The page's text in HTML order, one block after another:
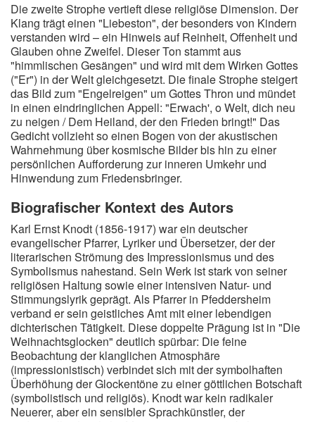
Die zweite Strophe vertieft diese religiöse Dimension. Der
Klang trägt einen "Liebeston", der besonders von Kindern
verstanden wird – ein Hinweis auf Reinheit, Offenheit und
Glauben ohne Zweifel. Dieser Ton stammt aus
"himmlischen Gesängen" und wird mit dem Wirken Gottes
("Er") in der Welt gleichgesetzt. Die finale Strophe steigert
das Bild zum "Engelreigen" um Gottes Thron und mündet
in einen eindringlichen Appell: "Erwach', o Welt, dich neu
zu neigen / Dem Heiland, der den Frieden bringt!" Das
Gedicht vollzieht so einen Bogen von der akustischen
Wahrnehmung über kosmische Bilder bis hin zu einer
persönlichen Aufforderung zur inneren Umkehr und
Hinwendung zum Friedensbringer.
Biografischer Kontext des Autors
Karl Ernst Knodt (1856-1917) war ein deutscher
evangelischer Pfarrer, Lyriker und Übersetzer, der der
literarischen Strömung des Impressionismus und des
Symbolismus nahestand. Sein Werk ist stark von seiner
religiösen Haltung sowie einer intensiven Natur- und
Stimmungslyrik geprägt. Als Pfarrer in Pfeddersheim
verband er sein geistliches Amt mit einer lebendigen
dichterischen Tätigkeit. Diese doppelte Prägung ist in "Die
Weihnachtsglocken" deutlich spürbar: Die feine
Beobachtung der klanglichen Atmosphäre
(impressionistisch) verbindet sich mit der symbolhaften
Überhöhung der Glockentöne zu einer göttlichen Botschaft
(symbolistisch und religiös). Knodt war kein radikaler
Neuerer, aber ein sensibler Sprachkünstler, der